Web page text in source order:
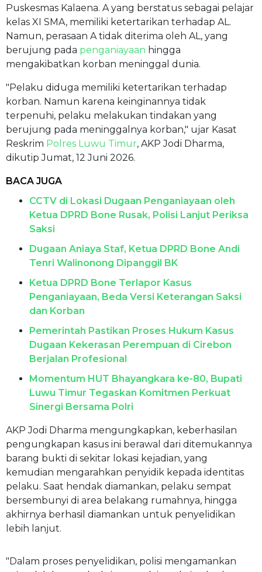
Puskesmas Kalaena. A yang berstatus sebagai pelajar
kelas XI SMA, memiliki ketertarikan terhadap AL.
Namun, perasaan A tidak diterima oleh AL, yang
berujung pada penganiayaan hingga
mengakibatkan korban meninggal dunia.
"Pelaku diduga memiliki ketertarikan terhadap
korban. Namun karena keinginannya tidak
terpenuhi, pelaku melakukan tindakan yang
berujung pada meninggalnya korban," ujar Kasat
Reskrim Polres Luwu Timur, AKP Jodi Dharma,
dikutip Jumat, 12 Juni 2026.
BACA JUGA
CCTV di Lokasi Dugaan Penganiayaan oleh
Ketua DPRD Bone Rusak, Polisi Lanjut Periksa
Saksi
Dugaan Aniaya Staf, Ketua DPRD Bone Andi
Tenri Walinonong Dipanggil BK
Ketua DPRD Bone Terlapor Kasus
Penganiayaan, Beda Versi Keterangan Saksi
dan Korban
Pemerintah Pastikan Proses Hukum Kasus
Dugaan Kekerasan Perempuan di Cirebon
Berjalan Profesional
Momentum HUT Bhayangkara ke-80, Bupati
Luwu Timur Tegaskan Komitmen Perkuat
Sinergi Bersama Polri
AKP Jodi Dharma mengungkapkan, keberhasilan
pengungkapan kasus ini berawal dari ditemukannya
barang bukti di sekitar lokasi kejadian, yang
kemudian mengarahkan penyidik kepada identitas
pelaku. Saat hendak diamankan, pelaku sempat
bersembunyi di area belakang rumahnya, hingga
akhirnya berhasil diamankan untuk penyelidikan
lebih lanjut.
"Dalam proses penyelidikan, polisi mengamankan